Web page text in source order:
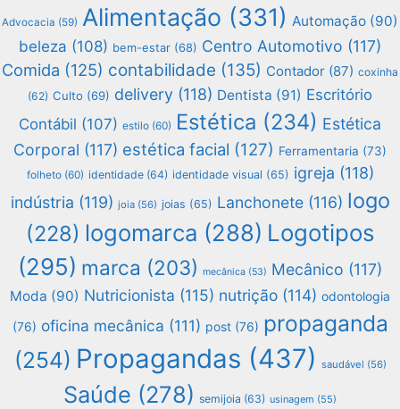
Advocacia (59) Alimentação (331) Automação (90)
beleza (108) bem-estar (68) Centro Automotivo (117)
Comida (125) contabilidade (135) Contador (87) coxinha
(62) Culto (69) delivery (118) Dentista (91) Escritório
Contábil (107) estilo (60) Estética (234) Estética
Corporal (117) estética facial (127) Ferramentaria (73)
folheto(60) identidade(64) identidade visual (65) igreja (118)
indústria (119) joia(56) joias (65) Lanchonete(116) logo
(228) logomarca (288) Logotipos
(295) marca (203) mecânica (53) Mecânico (117)
Moda (90) Nutricionista (115) nutrição (114) odontologia
(76) oficina mecânica (111) post(76) propaganda
(254) Propagandas (437) saudável (56)
Saúde (278) semijoia (63) usinagem (55)